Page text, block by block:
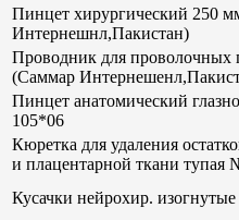
Пинцет хирургический 250
Интернешнл,Пакистан)
Проводник для проволочных
(Саммар
Пинцет анатомический
105*06
Кюретка для удаления
и плацентарной ткани тупая
Кусачки нейрохир.